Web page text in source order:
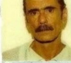
Přihlášení
Sledujte nás